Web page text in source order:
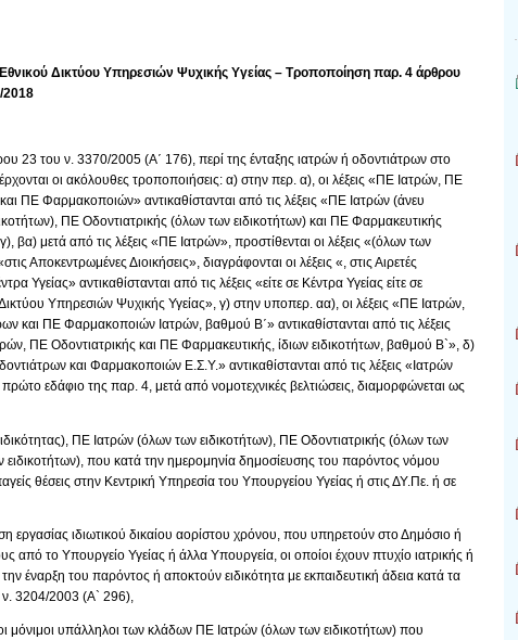
Δικτύου Υπηρεσιών Ψυχικής Υγείας – Τροποποίηση παρ. 4 άρθρου
2018
23 του ν. 3370/2005 (Α΄ 176), περί της ένταξης ιατρών ή οδοντιάτρων στο
οι ακόλουθες τροποποιήσεις: α) στην περ. α), οι λέξεις «ΠΕ Ιατρών, ΠΕ
ΠΕ Φαρμακοποιών» αντικαθίστανται από τις λέξεις «ΠΕ Ιατρών (άνευ
ΠΕ Οδοντιατρικής (όλων των ειδικοτήτων) και ΠΕ Φαρμακευτικής
βα) μετά από τις λέξεις «ΠΕ Ιατρών», προστίθενται οι λέξεις «(όλων των
Αποκεντρωμένες Διοικήσεις», διαγράφονται οι λέξεις «, στις Αιρετές
Υγείας» αντικαθίστανται από τις λέξεις «είτε σε Κέντρα Υγείας είτε σε
Υπηρεσιών Ψυχικής Υγείας», γ) στην υποπερ. αα), οι λέξεις «ΠΕ Ιατρών,
και ΠΕ Φαρμακοποιών Ιατρών, βαθμού Β΄» αντικαθίστανται από τις λέξεις
ΠΕ Οδοντιατρικής και ΠΕ Φαρμακευτικής, ίδιων ειδικοτήτων, βαθμού Β`», δ)
και Φαρμακοποιών Ε.Σ.Υ.» αντικαθίστανται από τις λέξεις «Ιατρών
εδάφιο της παρ. 4, μετά από νομοτεχνικές βελτιώσεις, διαμορφώνεται ως
ΠΕ Ιατρών (όλων των ειδικοτήτων), ΠΕ Οδοντιατρικής (όλων των
που κατά την ημερομηνία δημοσίευσης του παρόντος νόμου
θέσεις στην Κεντρική Υπηρεσία του Υπουργείου Υγείας ή στις ΔΥ.Πε. ή σε
εργασίας ιδιωτικού δικαίου αορίστου χρόνου, που υπηρετούν στο Δημόσιο ή
το Υπουργείο Υγείας ή άλλα Υπουργεία, οι οποίοι έχουν πτυχίο ιατρικής ή
την έναρξη του παρόντος ή αποκτούν ειδικότητα με εκπαιδευτική άδεια κατά τα
3204/2003 (Α` 296),
μόνιμοι υπάλληλοι των κλάδων ΠΕ Ιατρών (όλων των ειδικοτήτων) που